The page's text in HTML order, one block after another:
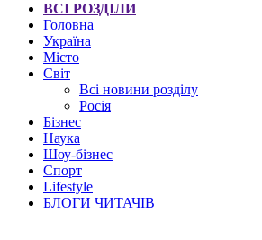
ВСІ РОЗДІЛИ
Головна
Україна
Місто
Світ
Всі новини розділу
Росія
Бізнес
Наука
Шоу-бізнес
Спорт
Lifestyle
БЛОГИ ЧИТАЧІВ